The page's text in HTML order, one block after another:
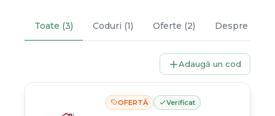
Toate (3) Coduri (1) Oferte (2) Despre
Adaugă un cod
OFERTĂ Verificat